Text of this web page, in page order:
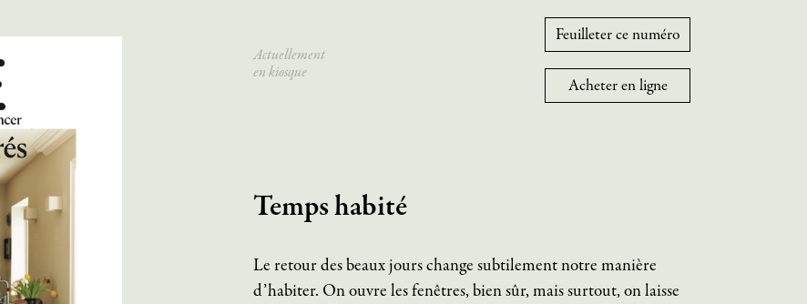
Actuellement
en kiosque
Feuilleter ce numéro
Acheter en ligne
Temps habité
Le retour des beaux jours change subtilement notre manière
d’habiter. On ouvre les fenêtres, bien sûr, mais surtout, on laisse